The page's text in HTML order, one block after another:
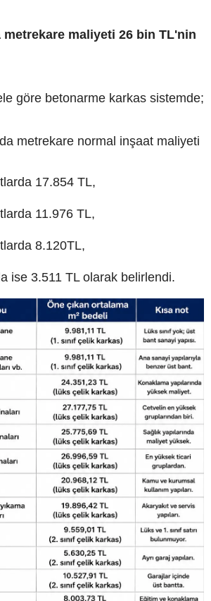
maliyeti 26 bin TL'nin
göre betonarme karkas sistemde;
metrekare normal inşaat maliyeti
17.854 TL,
11.976 TL,
8.120TL,
ise 3.511 TL olarak belirlendi.